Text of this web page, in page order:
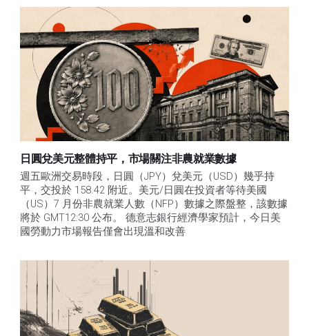
日圓兌美元整體持平，市場關注非農就業數據
週五歐洲交易時段，日圓（JPY）兌美元（USD）幾乎持
平，交投於 158.42 附近。美元/日圓在投資者等待美國
（US）7 月份非農就業人數（NFP）數據之際盤整，該數據
將於 GMT12:30 公布。 德意志銀行經濟學家預計，今日美
國勞動力市場報告僅會出現溫和改善